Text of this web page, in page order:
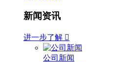
新闻资讯
进一步了解 
公司新闻